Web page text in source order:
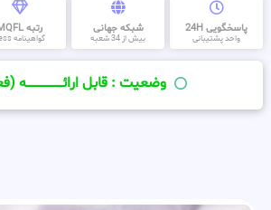
پاسخگویی 24H
واحد پشتیبانی
شبکه جهانی
بیش از 34 شعبه
رتبه MQFL
گواهینامه cess
وضعیت : قابل ارائــــــــــــــــــــه